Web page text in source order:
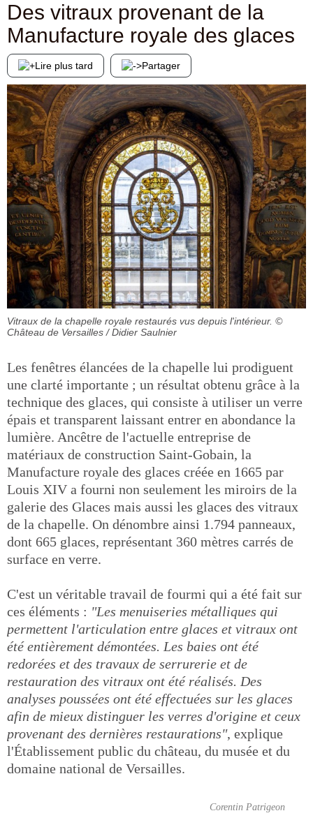
Des vitraux provenant de la
Manufacture royale des glaces
Lire plus tard Partager
Vitraux de la chapelle royale restaurés vus depuis l'intérieur. ©
Château de Versailles / Didier Saulnier
Les fenêtres élancées de la chapelle lui prodiguent
une clarté importante ; un résultat obtenu grâce à la
technique des glaces, qui consiste à utiliser un verre
épais et transparent laissant entrer en abondance la
lumière. Ancêtre de l'actuelle entreprise de
matériaux de construction Saint-Gobain, la
Manufacture royale des glaces créée en 1665 par
Louis XIV a fourni non seulement les miroirs de la
galerie des Glaces mais aussi les glaces des vitraux
de la chapelle. On dénombre ainsi 1.794 panneaux,
dont 665 glaces, représentant 360 mètres carrés de
surface en verre.
C'est un véritable travail de fourmi qui a été fait sur
ces éléments : "Les menuiseries métalliques qui
permettent l'articulation entre glaces et vitraux ont
été entièrement démontées. Les baies ont été
redorées et des travaux de serrurerie et de
restauration des vitraux ont été réalisés. Des
analyses poussées ont été effectuées sur les glaces
afin de mieux distinguer les verres d'origine et ceux
provenant des dernières restaurations", explique
l'Établissement public du château, du musée et du
domaine national de Versailles.
Corentin Patrigeon